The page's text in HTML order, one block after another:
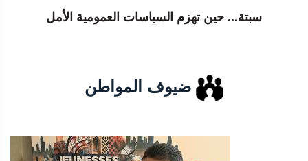
سبتة... حين تهزم السياسات العمومية الأمل
ضيوف المواطن